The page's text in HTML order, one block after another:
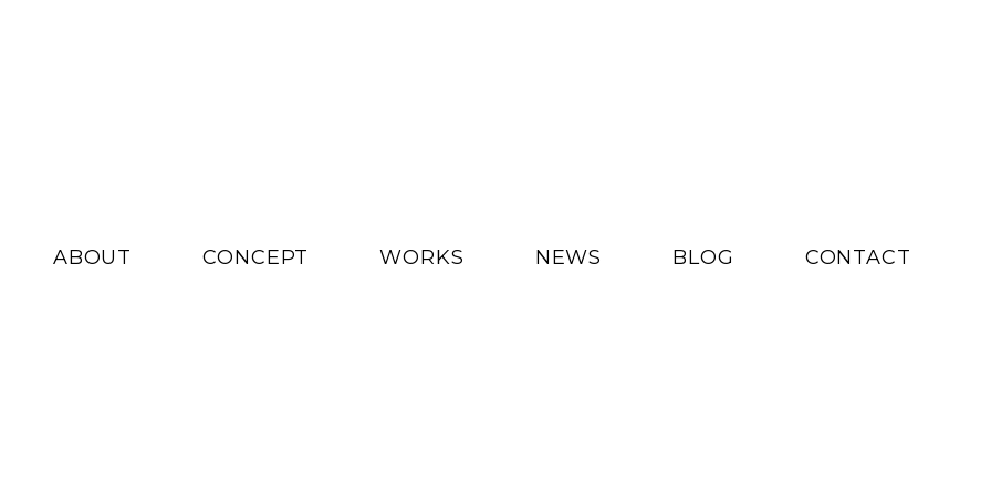
ABOUT CONCEPT WORKS NEWS BLOG CONTACT